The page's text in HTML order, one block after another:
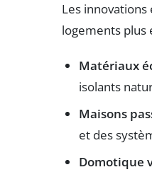
Les
logements plus
Matériaux
isolants
Maisons
et des
Domotique